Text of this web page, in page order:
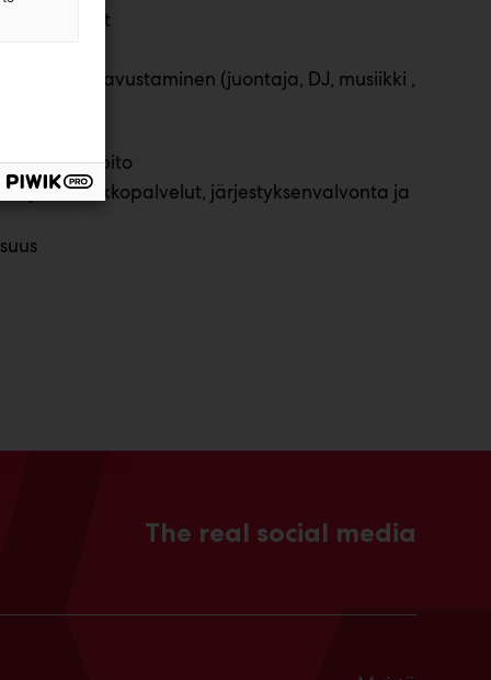
ja digipinnat
avustaminen (juontaja, DJ, musiikki ,
puhtaanapito
ja naulakkopalvelut, järjestyksenvalvonta ja
The real social media